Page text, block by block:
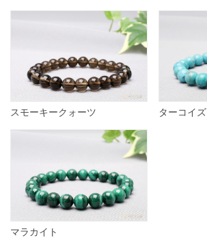
スモーキークォーツ ターコイズ
マラカイト